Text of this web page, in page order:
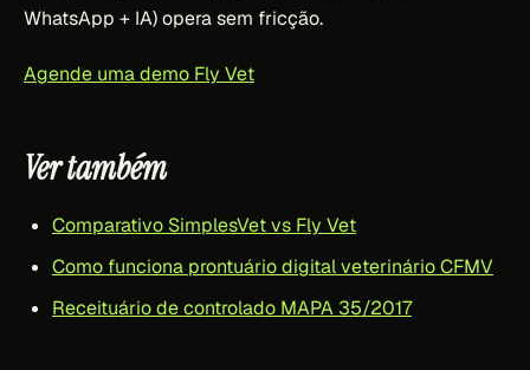
WhatsApp + IA) opera sem fricção.
Agende uma demo Fly Vet
Ver também
Comparativo SimplesVet vs Fly Vet
Como funciona prontuário digital veterinário CFMV
Receituário de controlado MAPA 35/2017